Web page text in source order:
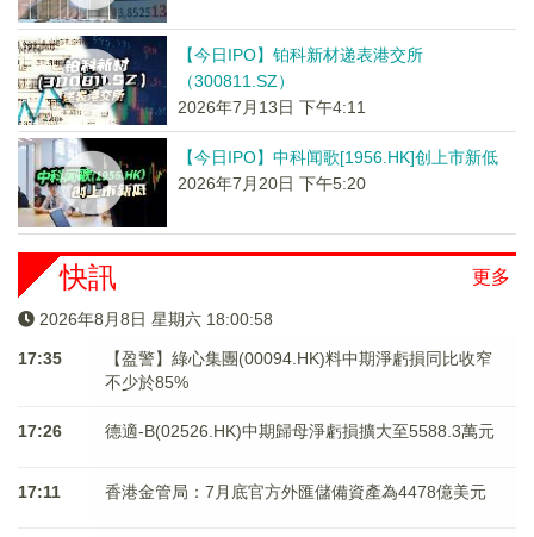
【今日IPO】铂科新材递表港交所
（300811.SZ）
2026年7月13日 下午4:11
【今日IPO】中科闻歌[1956.HK]创上市新低
2026年7月20日 下午5:20
更多
快訊
2026年8月8日 星期六 18:00:59
17:35
【盈警】綠心集團(00094.HK)料中期淨虧損同比收窄
不少於85%
17:26 德適-B(02526.HK)中期歸母淨虧損擴大至5588.3萬元
17:11 香港金管局：7月底官方外匯儲備資產為4478億美元